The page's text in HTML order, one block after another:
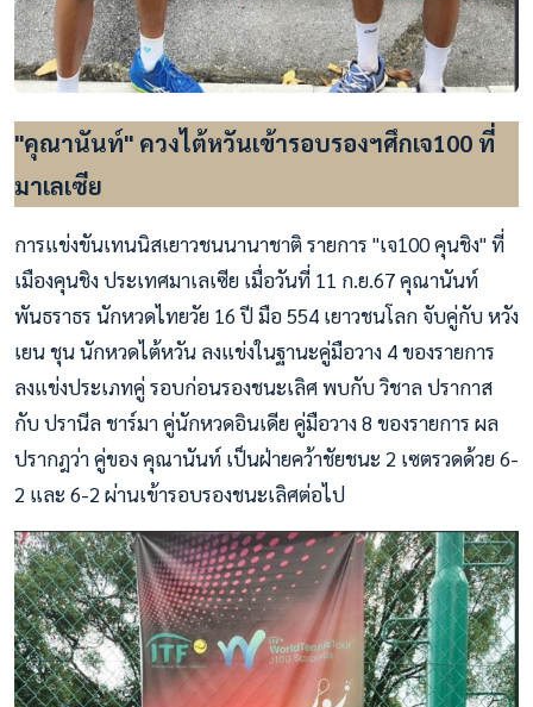
"คุณานันท์" ควงไต้หวันเข้ารอบรองฯศึกเจ100 ที่
มาเลเซีย
การแข่งขันเทนนิสเยาวชนนานาชาติ รายการ "เจ100 คุนชิง" ที่
เมืองคุนชิง ประเทศมาเลเซีย เมื่อวันที่ 11 ก.ย.67 คุณานันท์
พันธราธร นักหวดไทยวัย 16 ปี มือ 554 เยาวชนโลก จับคู่กับ หวัง
เยน ชุน นักหวดไต้หวัน ลงแข่งในฐานะคู่มือวาง 4 ของรายการ
ลงแข่งประเภทคู่ รอบก่อนรองชนะเลิศ พบกับ วิชาล ปรากาส
กับ ปรานีล ชาร์มา คู่นักหวดอินเดีย คู่มือวาง 8 ของรายการ ผล
ปรากฎว่า คู่ของ คุณานันท์ เป็นฝ่ายคว้าชัยชนะ 2 เซตรวดด้วย 6-
2 และ 6-2 ผ่านเข้ารอบรองชนะเลิศต่อไป